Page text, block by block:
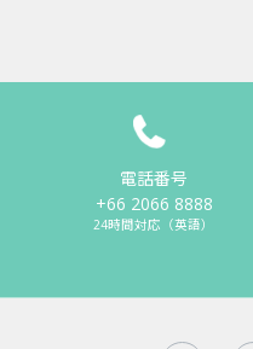
電話番号
+66 2066 8888
24時間対応（英語）